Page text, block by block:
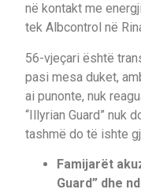
në kontakt me
tek Albcontrol në
56-vjeçari është
pasi mesa duket,
ai punonte, nuk
“Illyrian Guard” nuk
tashmë do të ishte
Famijarët
Guard” dhe